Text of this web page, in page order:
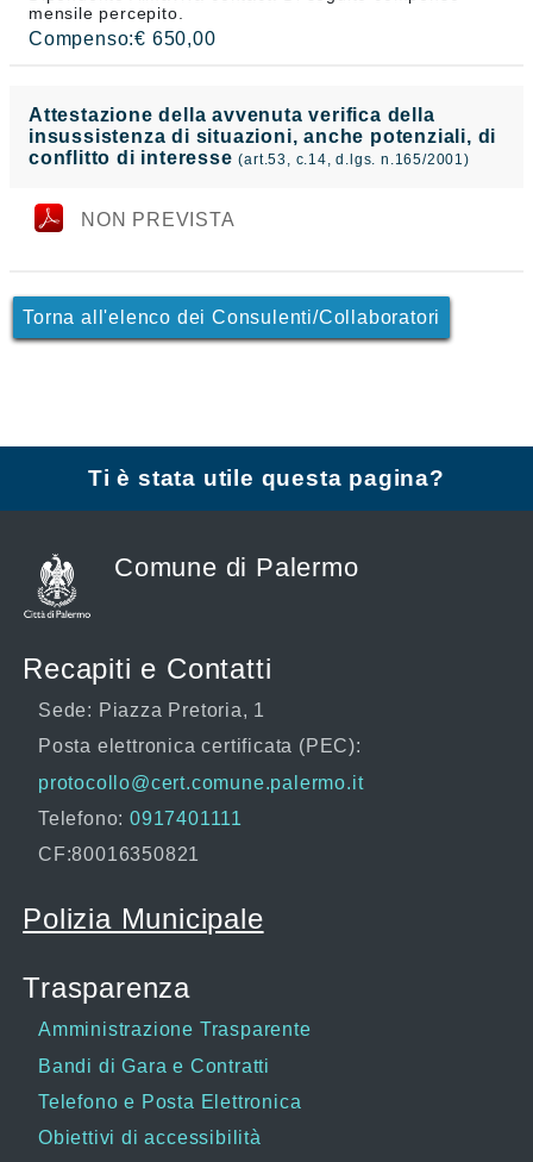
mensile percepito.
Compenso:€ 650,00
Attestazione della avvenuta verifica della
insussistenza di situazioni, anche potenziali, di
conflitto di interesse(art.53, c.14, d.lgs. n.165/2001)
NON PREVISTA
Torna all'elenco dei Consulenti/Collaboratori
Ti è stata utile questa pagina?
Comune di Palermo
Recapiti e Contatti
Sede: Piazza Pretoria, 1
Posta elettronica certificata (PEC):
protocollo@cert.comune.palermo.it
Telefono: 0917401111
CF:80016350821
Polizia Municipale
Trasparenza
Amministrazione Trasparente
Bandi di Gara e Contratti
Telefono e Posta Elettronica
Obiettivi di accessibilità